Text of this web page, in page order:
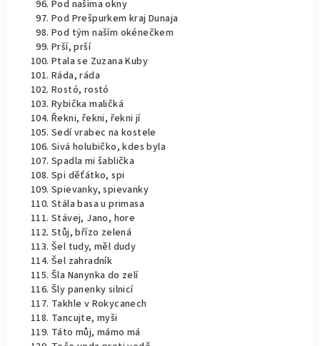
Pod našima okny
Pod Prešpurkem kraj Dunaja
Pod tým naším okénečkem
Prší, prší
Ptala se Zuzana Kuby
Ráda, ráda
Rostó, rostó
Rybička maličká
Řekni, řekni, řekni jí
Sedí vrabec na kostele
Sivá holubičko, kdes byla
Spadla mi šablička
Spi děťátko, spi
Spievanky, spievanky
Stála basa u primasa
Stávej, Jano, hore
Stůj, břízo zelená
Šel tudy, měl dudy
Šel zahradník
Šla Nanynka do zelí
Šly panenky silnicí
Takhle v Rokycanech
Tancujte, myši
Táto můj, mámo má